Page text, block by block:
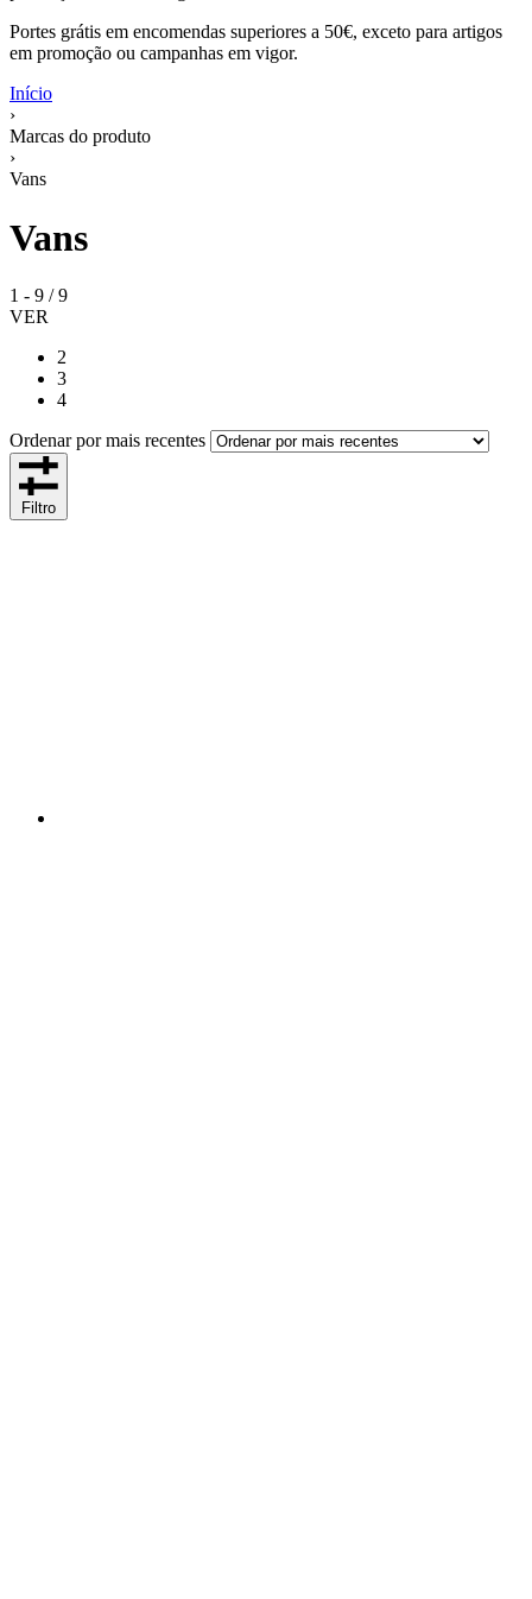
Portes grátis em encomendas superiores a 50€, exceto para artigos
em promoção ou campanhas em vigor.
Início
›
Marcas do produto
›
Vans
Vans
1 - 9 /9
VER
2
3
4
Ordenar por mais recentes
Filtro